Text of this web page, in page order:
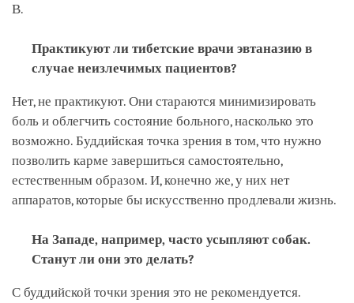
В.
Практикуют ли тибетские врачи эвтаназию в
случае неизлечимых пациентов?
Нет, не практикуют. Они стараются минимизировать
боль и облегчить состояние больного, насколько это
возможно. Буддийская точка зрения в том, что нужно
позволить карме завершиться самостоятельно,
естественным образом. И, конечно же, у них нет
аппаратов, которые бы искусственно продлевали жизнь.
На Западе, например, часто усыпляют собак.
Станут ли они это делать?
С буддийской точки зрения это не рекомендуется.